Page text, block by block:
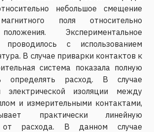
небольшое смещение
поля относительно
Экспериментальное
проводилось с использованием
В случае приварки контактов к
система показала полную
определять расход. В случае
электрической изоляции между
и измерительными контактами,
практически линейную
от расхода. В данном случае